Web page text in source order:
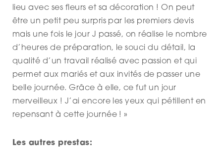
lieu avec ses fleurs et sa décoration ! On peut
être un petit peu surpris par les premiers devis
mais une fois le jour J passé, on réalise le nombre
d’heures de préparation, le souci du détail, la
qualité d’un travail réalisé avec passion et qui
permet aux mariés et aux invités de passer une
belle journée. Grâce à elle, ce fut un jour
merveilleux ! J’ai encore les yeux qui pétillent en
repensant à cette journée ! »
Les autres prestas: